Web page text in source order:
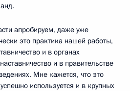
апробируем, даже уже
это практика нашей работы,
и в органах
и в правительстве
Мне кажется, что это
используется и в крупных